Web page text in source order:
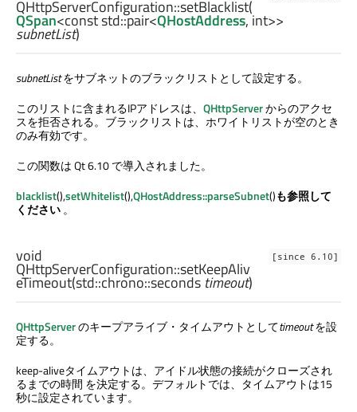
QHttpServerConfiguration::setBlacklist(
QSpan<conststd::pair<QHostAddress,int>>
subnetList)
subnetListをサブネットのブラックリストとして設定する。
このリストに含まれるIPアドレスは、 QHttpServerからのアクセ
スを拒否される。ブラックリストは、ホワイトリストが空のとき
のみ有効です。
この関数は Qt 6.10 で導入されました。
blacklist(),setWhitelist(),QHostAddress::parseSubnet()も参照して
ください。
[since 6.10]
void
QHttpServerConfiguration::setKeepAliv
eTimeout(std::chrono::seconds timeout)
QHttpServerのキープアライブ・タイムアウトとしてtimeoutを設
定する。
keep-aliveタイムアウトは、アイドル状態の接続がクローズされ
るまでの時間 を決定する。デフォルトでは、タイムアウトは15
秒に設定されています。